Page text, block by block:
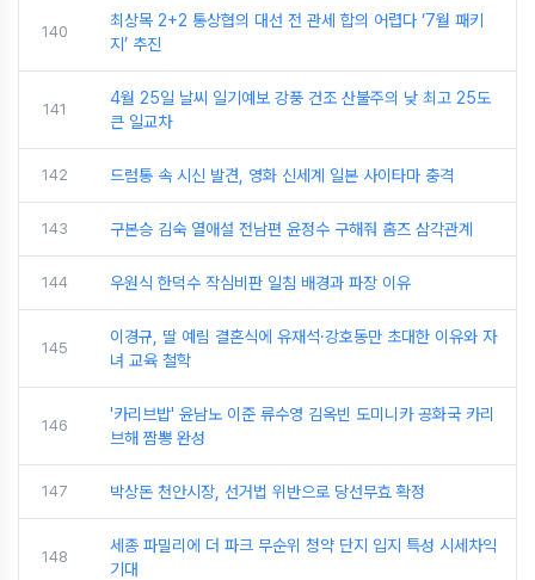
140
최상목 2+2 통상협의 대선 전 관세 합의 어렵다 ‘7월 패키
지’ 추진
141
4월 25일 날씨 일기예보 강풍 건조 산불주의 낮 최고 25도
큰 일교차
142 드럼통 속 시신 발견, 영화 신세계 일본 사이타마 충격
143 구본승 김숙 열애설 전남편 윤정수 구해줘 홈즈 삼각관계
144 우원식 한덕수 작심비판 일침 배경과 파장 이유
145
이경규, 딸 예림 결혼식에 유재석·강호동만 초대한 이유와 자
녀 교육 철학
146
'카리브밥' 윤남노 이준 류수영 김옥빈 도미니카 공화국 카리
브해 짬뽕 완성
147 박상돈 천안시장, 선거법 위반으로 당선무효 확정
148
세종 파밀리에 더 파크 무순위 청약 단지 입지 특성 시세차익
기대